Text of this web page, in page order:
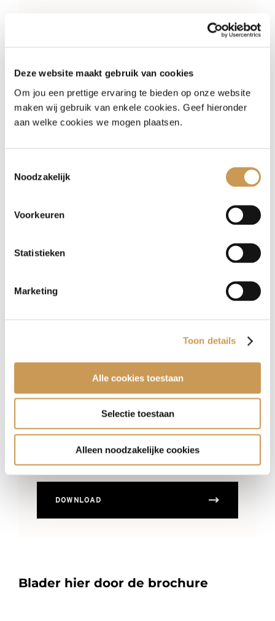
Deze website maakt gebruik van cookies
Om jou een prettige ervaring te bieden op onze website
maken wij gebruik van enkele cookies. Geef hieronder
aan welke cookies we mogen plaatsen.
Noodzakelijk
Voorkeuren
Statistieken
Marketing
Toon details
Alle cookies toestaan
Selectie toestaan
Alleen noodzakelijke cookies
Parkeren
DOWNLOAD
DOWNLOAD
Blader hier door de brochure